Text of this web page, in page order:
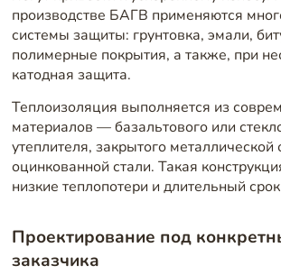
производстве БАГВ применяются
системы защиты: грунтовка, эмали,
полимерные покрытия, а также, при
катодная защита.
Теплоизоляция выполняется из
материалов — базальтового или
утеплителя, закрытого
оцинкованной стали. Такая
низкие теплопотери и длительный
Проектирование под
заказчика